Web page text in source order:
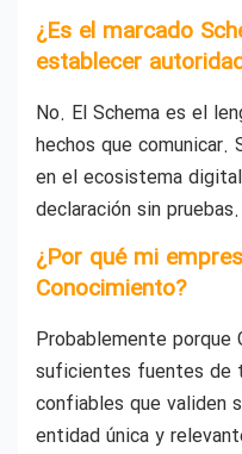
¿Es el marcado
establecer
No. El Schema es el
hechos que comunicar.
en el ecosistema
declaración sin pruebas.
¿Por qué mi
Conocimiento?
Probablemente porque
suficientes fuentes de
confiables que validen
entidad única y